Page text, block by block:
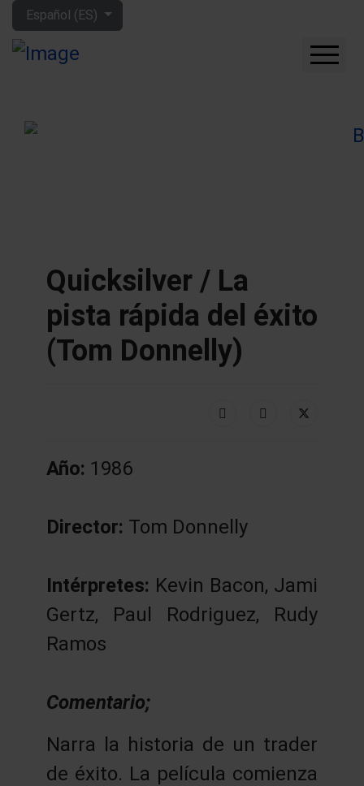
Seleccione su idioma
Español (ES)
APRENDE MÁS
SOBRE MÍ
Quicksilver / La
pista rápida del éxito
(Tom Donnelly)
Año: 1986
Director: Tom Donnelly
Intérpretes: Kevin Bacon, Jami
Gertz, Paul Rodriguez, Rudy
Ramos
Comentario;
Narra la historia de un trader
de éxito. La película comienza